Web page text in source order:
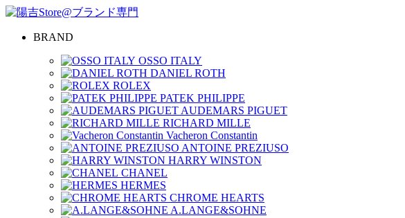
BRAND
OSSO ITALY
DANIEL ROTH
ROLEX
PATEK PHILIPPE
AUDEMARS PIGUET
RICHARD MILLE
Vacheron Constantin
ANTOINE PREZIUSO
HARRY WINSTON
CHANEL
HERMES
CHROME HEARTS
A.LANGE&SOHNE